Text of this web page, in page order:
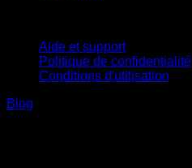
Aide et support
Politique de confidentialité
Conditions d'utilisation
Blog